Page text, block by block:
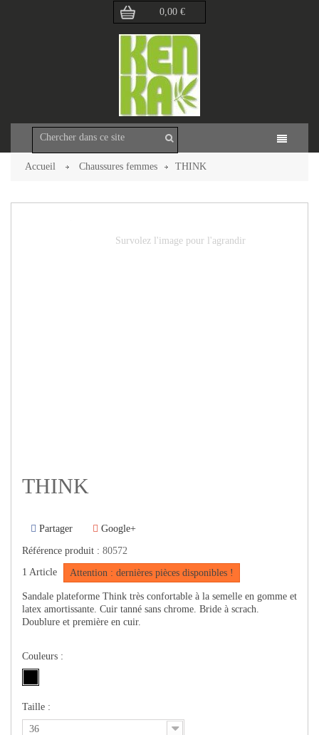
0,00 €
Accueil Chaussures femmes THINK
Survolez l'image pour l'agrandir
THINK
Partager Google+
Référence produit : 80572
1 Article Attention : dernières pièces disponibles !
Sandale plateforme Think très confortable à la semelle en gomme et
latex amortissante. Cuir tanné sans chrome. Bride à scrach.
Doublure et première en cuir.
Couleurs :
Taille :
36